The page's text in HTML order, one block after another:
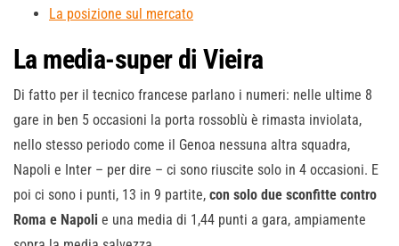
La posizione sul mercato
La media-super di Vieira
Di fatto per il tecnico francese parlano i numeri: nelle ultime 8
gare in ben 5 occasioni la porta rossoblù è rimasta inviolata,
nello stesso periodo come il Genoa nessuna altra squadra,
Napoli e Inter – per dire – ci sono riuscite solo in 4 occasioni. E
poi ci sono i punti, 13 in 9 partite, con solo due sconfitte contro
Roma e Napoli e una media di 1,44 punti a gara, ampiamente